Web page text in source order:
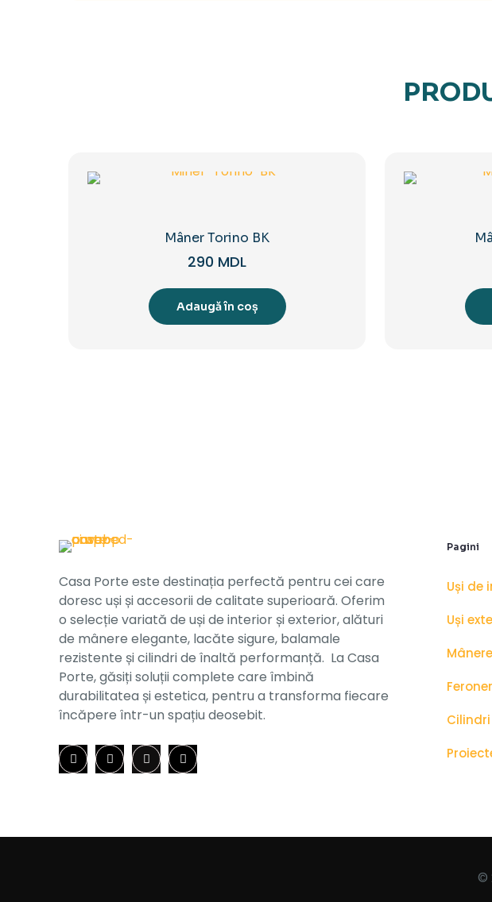
Mâner Torino BK
290 MDL
Adaugă în coș
Casa Porte este destinația perfectă pentru cei care
doresc uși și accesorii de calitate superioară. Oferim
o selecție variată de uși de interior și exterior, alături
de mânere elegante, lacăte sigure, balamale
rezistente și cilindri de înaltă performanță. La Casa
Porte, găsiți soluții complete care îmbină
durabilitatea și estetica, pentru a transforma fiecare
încăpere într-un spațiu deosebit.
Pagini
Uși de
Uși
Cilindri
©